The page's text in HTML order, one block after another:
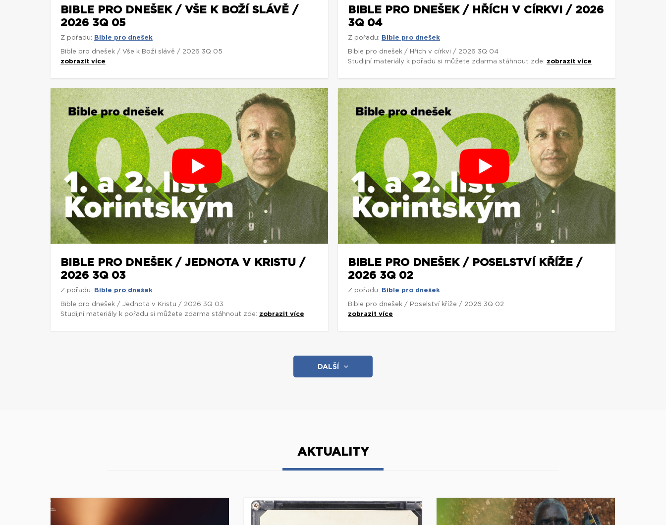
BIBLE PRO DNEŠEK / VŠE K BOŽÍ SLÁVĚ /
2026 3Q 05
Z pořadu: Bible pro dnešek
Bible pro dnešek / Vše k Boží slávě / 2026 3Q 05
zobrazit více
BIBLE PRO DNEŠEK / HŘÍCH V CÍRKVI / 2026
3Q 04
Z pořadu: Bible pro dnešek
Bible pro dnešek / Hřích v církvi / 2026 3Q 04
Studijní materiály k pořadu si můžete zdarma stáhnout zde: zobrazit více
BIBLE PRO DNEŠEK / JEDNOTA V KRISTU /
2026 3Q 03
Z pořadu: Bible pro dnešek
Bible pro dnešek / Jednota v Kristu / 2026 3Q 03
Studijní materiály k pořadu si můžete zdarma stáhnout zde: zobrazit více
BIBLE PRO DNEŠEK / POSELSTVÍ KŘÍŽE /
2026 3Q 02
Z pořadu: Bible pro dnešek
Bible pro dnešek / Poselství kříže / 2026 3Q 02
zobrazit více
DALŠÍ
AKTUALITY